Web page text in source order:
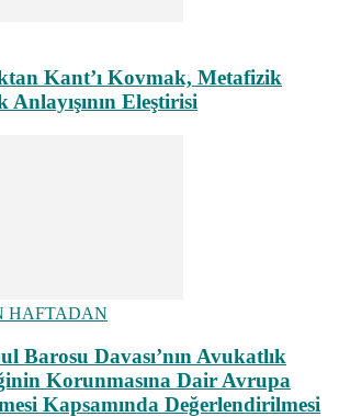
Kant’ı Kovmak, Metafizik
Anlayışının Eleştirisi
HAFTADAN
Barosu Davası’nın Avukatlık
Korunmasına Dair Avrupa
Kapsamında Değerlendirilmesi